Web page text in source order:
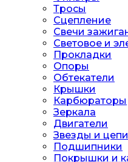
Тросы
Сцепление
Свечи
Световое и
Прокладки
Опоры
Обтекатели
Крышки
Карбюраторы
Зеркала
Двигатели
Звезды и
Подшипники
Покрышки и